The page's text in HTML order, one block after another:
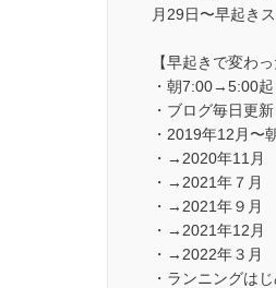
月29日〜早起きス
【早起きで変わっ
・朝7:00→5:00起
・ブログ毎日更新
・2019年12月〜
・→2020年11月
・→2021年７月
・→2021年９月
・→2021年12月
・→2022年３月
・ランニングは